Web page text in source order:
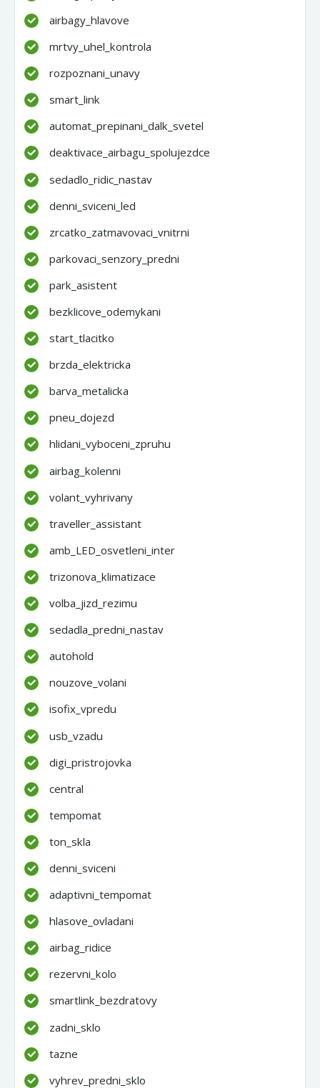
airbagy_hlavove
mrtvy_uhel_kontrola
rozpoznani_unavy
smart_link
automat_prepinani_dalk_svetel
deaktivace_airbagu_spolujezdce
sedadlo_ridic_nastav
denni_sviceni_led
zrcatko_zatmavovaci_vnitrni
parkovaci_senzory_predni
park_asistent
bezklicove_odemykani
start_tlacitko
brzda_elektricka
barva_metalicka
pneu_dojezd
hlidani_vyboceni_zpruhu
airbag_kolenni
volant_vyhrivany
traveller_assistant
amb_LED_osvetleni_inter
trizonova_klimatizace
volba_jizd_rezimu
sedadla_predni_nastav
autohold
nouzove_volani
isofix_vpredu
usb_vzadu
digi_pristrojovka
central
tempomat
ton_skla
denni_sviceni
adaptivni_tempomat
hlasove_ovladani
airbag_ridice
rezervni_kolo
smartlink_bezdratovy
zadni_sklo
tazne
vyhrev_predni_sklo